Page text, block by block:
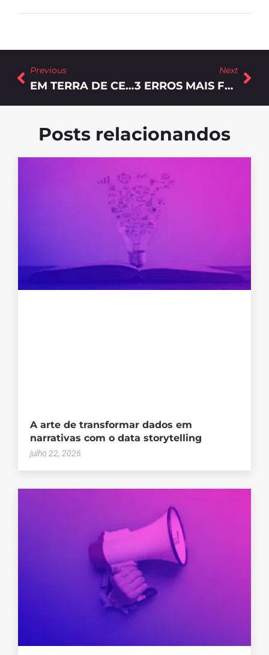
Previous
EM TERRA DE CEGO, QUEM TEM UM OLHO É..?
Next
3 ERROS MAIS FREQUENTES COMETIDOS NO MARKETING DIGITAL
Posts relacionandos
A arte de transformar dados em
narrativas com o data storytelling
julho 22, 2026